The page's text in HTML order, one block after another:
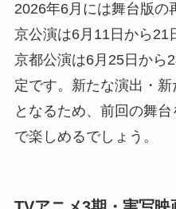
2026年6月には舞台版の
京公演は6月11日から21
京都公演は6月25日から
定です。新たな演出・
となるため、前回の舞
で楽しめるでしょう。